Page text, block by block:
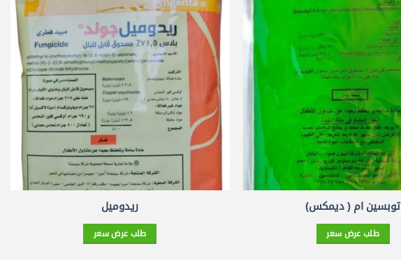
توبسين ام ( ديمكس)
طلب عرض سعر
ريدوميل
طلب عرض سعر